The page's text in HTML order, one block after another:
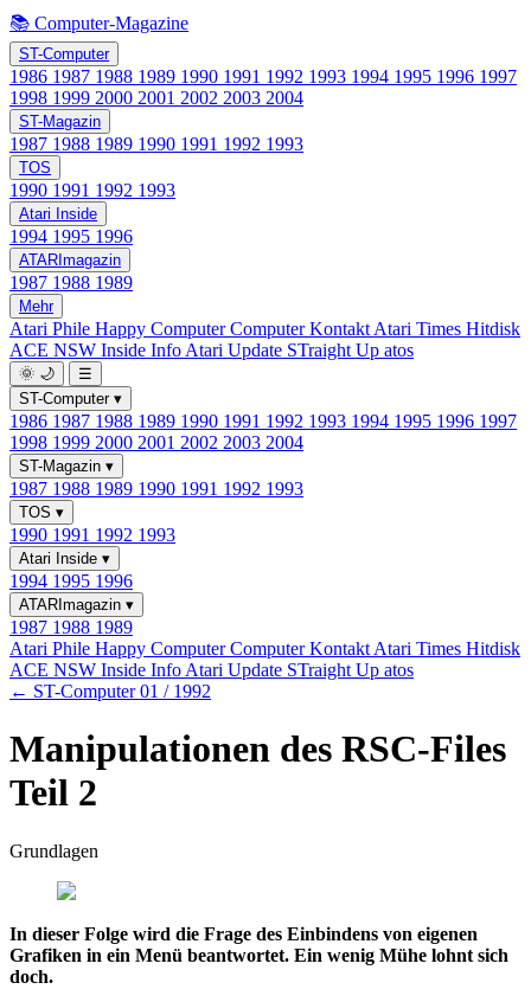
📚 Computer-Magazine
ST-Computer
1986 1987 1988 1989 1990 1991 1992 1993 1994 1995 1996 1997
1998 1999 2000 2001 2002 2003 2004
ST-Magazin
1987 1988 1989 1990 1991 1992 1993
TOS
1990 1991 1992 1993
Atari Inside
1994 1995 1996
ATARImagazin
1987 1988 1989
Mehr
Atari Phile Happy ComputerComputer Kontakt Atari Times Hitdisk
ACE NSW Inside Info Atari Update STraight Up atos
🌞 🌙
☰
ST-Computer ▾
1986 1987 1988 1989 1990 1991 1992 1993 1994 1995 1996 1997
1998 1999 2000 2001 2002 2003 2004
ST-Magazin ▾
1987 1988 1989 1990 1991 1992 1993
TOS ▾
1990 1991 1992 1993
Atari Inside ▾
1994 1995 1996
ATARImagazin ▾
1987 1988 1989
Atari Phile Happy ComputerComputer Kontakt Atari Times Hitdisk
ACE NSW Inside Info Atari Update STraight Up atos
← ST-Computer 01 / 1992
Manipulationen des RSC-Files
Teil 2
Grundlagen
In dieser Folge wird die Frage des Einbindens von eigenen
Grafiken in ein Menü beantwortet. Ein wenig Mühe lohnt sich
doch.